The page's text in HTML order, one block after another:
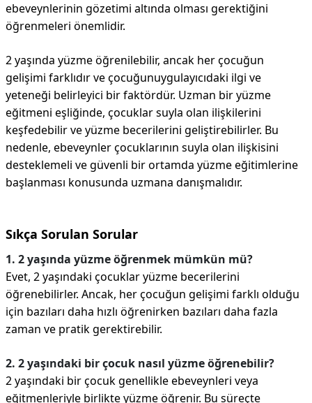
ebeveynlerinin gözetimi altında olması gerektiğini
öğrenmeleri önemlidir.
2 yaşında yüzme öğrenilebilir, ancak her çocuğun
gelişimi farklıdır ve çocuğunuygulayıcıdaki ilgi ve
yeteneği belirleyici bir faktördür. Uzman bir yüzme
eğitmeni eşliğinde, çocuklar suyla olan ilişkilerini
keşfedebilir ve yüzme becerilerini geliştirebilirler. Bu
nedenle, ebeveynler çocuklarının suyla olan ilişkisini
desteklemeli ve güvenli bir ortamda yüzme eğitimlerine
başlanması konusunda uzmana danışmalıdır.
Sıkça Sorulan Sorular
1. 2 yaşında yüzme öğrenmek mümkün mü?
Evet, 2 yaşındaki çocuklar yüzme becerilerini
öğrenebilirler. Ancak, her çocuğun gelişimi farklı olduğu
için bazıları daha hızlı öğrenirken bazıları daha fazla
zaman ve pratik gerektirebilir.
2. 2 yaşındaki bir çocuk nasıl yüzme öğrenebilir?
2 yaşındaki bir çocuk genellikle ebeveynleri veya
eğitmenleriyle birlikte yüzme öğrenir. Bu süreçte